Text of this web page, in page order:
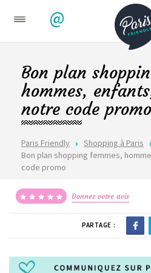
@
Paris Friendly Shopping à Paris
Bon plan shopping femmes,
code promo
Bon plan
hommes,
notre code promo
Donnez votre avis
PARTAGE :